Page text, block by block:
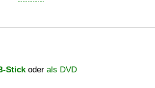
Stickoder als DVD